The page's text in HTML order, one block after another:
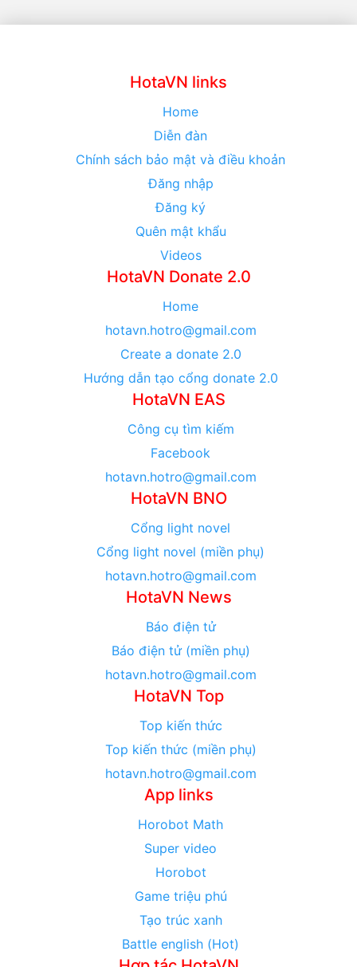
HotaVN links
Home
Diễn đàn
Chính sách bảo mật và điều khoản
Đăng nhập
Đăng ký
Quên mật khẩu
Videos
HotaVN Donate 2.0
Home
hotavn.hotro@gmail.com
Create a donate 2.0
Hướng dẫn tạo cổng donate 2.0
HotaVN EAS
Công cụ tìm kiếm
Facebook
hotavn.hotro@gmail.com
HotaVN BNO
Cổng light novel
Cổng light novel (miền phụ)
hotavn.hotro@gmail.com
HotaVN News
Báo điện tử
Báo điện tử (miền phụ)
hotavn.hotro@gmail.com
HotaVN Top
Top kiến thức
Top kiến thức (miền phụ)
hotavn.hotro@gmail.com
App links
Horobot Math
Super video
Horobot
Game triệu phú
Tạo trúc xanh
Battle english (Hot)